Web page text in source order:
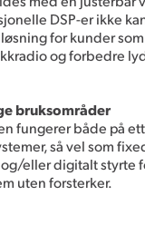
DSP-er ikke
for kunder
og forbedre
bruksområder
fungerer både på
så vel som
eller digitalt styrte
uten forsterker.